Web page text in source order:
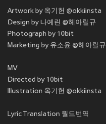
Artwork by 옥기헌 @okkiinsta
Design by 나예린 @헤아릴규
Photograph by 10bit
Marketing by 유소윤 @헤아릴규
MV
Directed by 10bit
Illustration 옥기헌 @okkiinsta
Lyric Translation 월드번역